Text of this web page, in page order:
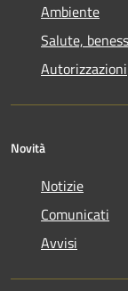
Ambiente
Salute,
Autorizzazioni
Novità
Notizie
Comunicati
Avvisi